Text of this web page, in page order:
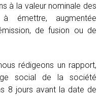
à la valeur nominale des
émettre, augmentée
de fusion ou de
rédigeons un rapport,
social de la société
8 jours avant la date de